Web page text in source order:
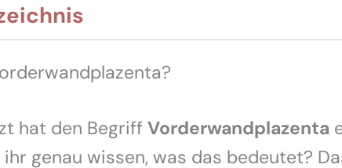
hat den Begriff Vorderwandplazenta
genau wissen, was das bedeutet?